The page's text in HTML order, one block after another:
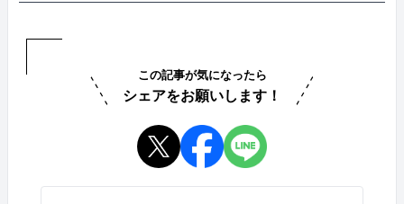
この記事が気になったら
シェアをお願いします！